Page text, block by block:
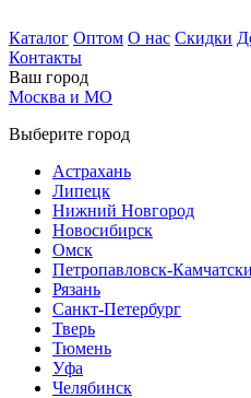
Каталог Оптом О нас Скидки
Контакты
Ваш город
Москва и МО
Выберите город
Астрахань
Липецк
Нижний Новгород
Новосибирск
Омск
Петропавловск-
Рязань
Санкт-Петербург
Тверь
Тюмень
Уфа
Челябинск